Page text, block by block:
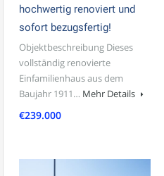
hochwertig renoviert und
sofort bezugsfertig!
Objektbeschreibung Dieses
vollständig renovierte
Einfamilienhaus aus dem
Baujahr 1911… Mehr Details
€239.000